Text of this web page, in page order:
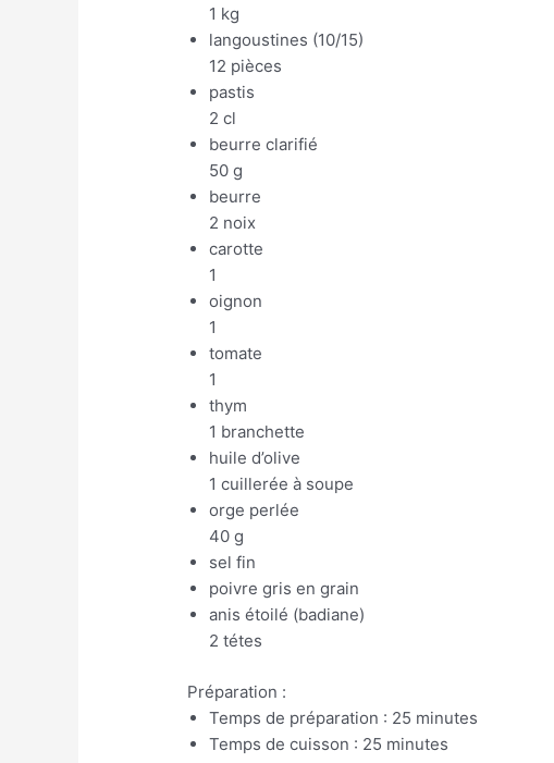
1 kg
langoustines (10/15)
12 pièces
pastis
2 cl
beurre clarifié
50 g
beurre
2 noix
carotte
1
oignon
1
tomate
1
thym
1 branchette
huile d’olive
1 cuillerée à soupe
orge perlée
40 g
sel fin
poivre gris en grain
anis étoilé (badiane)
2 tétes
Préparation :
Temps de préparation : 25 minutes
Temps de cuisson : 25 minutes